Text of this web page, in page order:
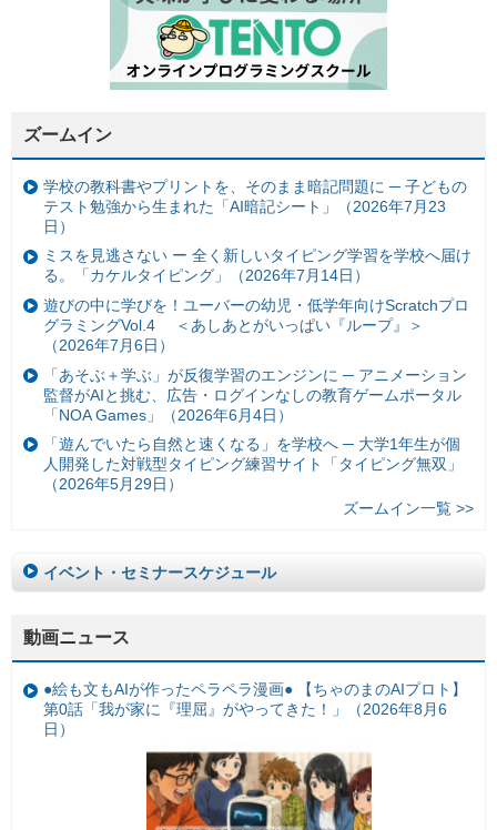
ズームイン
学校の教科書やプリントを、そのまま暗記問題に ─ 子どもの
テスト勉強から生まれた「AI暗記シート」（2026年7月23
日）
ミスを見逃さない ー 全く新しいタイピング学習を学校へ届け
る。「カケルタイピング」（2026年7月14日）
遊びの中に学びを！ユーバーの幼児・低学年向けScratchプロ
グラミングVol.4 ＜あしあとがいっぱい『ループ』＞
（2026年7月6日）
「あそぶ＋学ぶ」が反復学習のエンジンに ─ アニメーション
監督がAIと挑む、広告・ログインなしの教育ゲームポータル
「NOA Games」（2026年6月4日）
「遊んでいたら自然と速くなる」を学校へ ─ 大学1年生が個
人開発した対戦型タイピング練習サイト「タイピング無双」
（2026年5月29日）
ズームイン一覧 >>
イベント・セミナースケジュール
動画ニュース
●絵も文もAIが作ったペラペラ漫画● 【ちゃのまのAIプロト】
第0話「我が家に『理屈』がやってきた！」（2026年8月6
日）